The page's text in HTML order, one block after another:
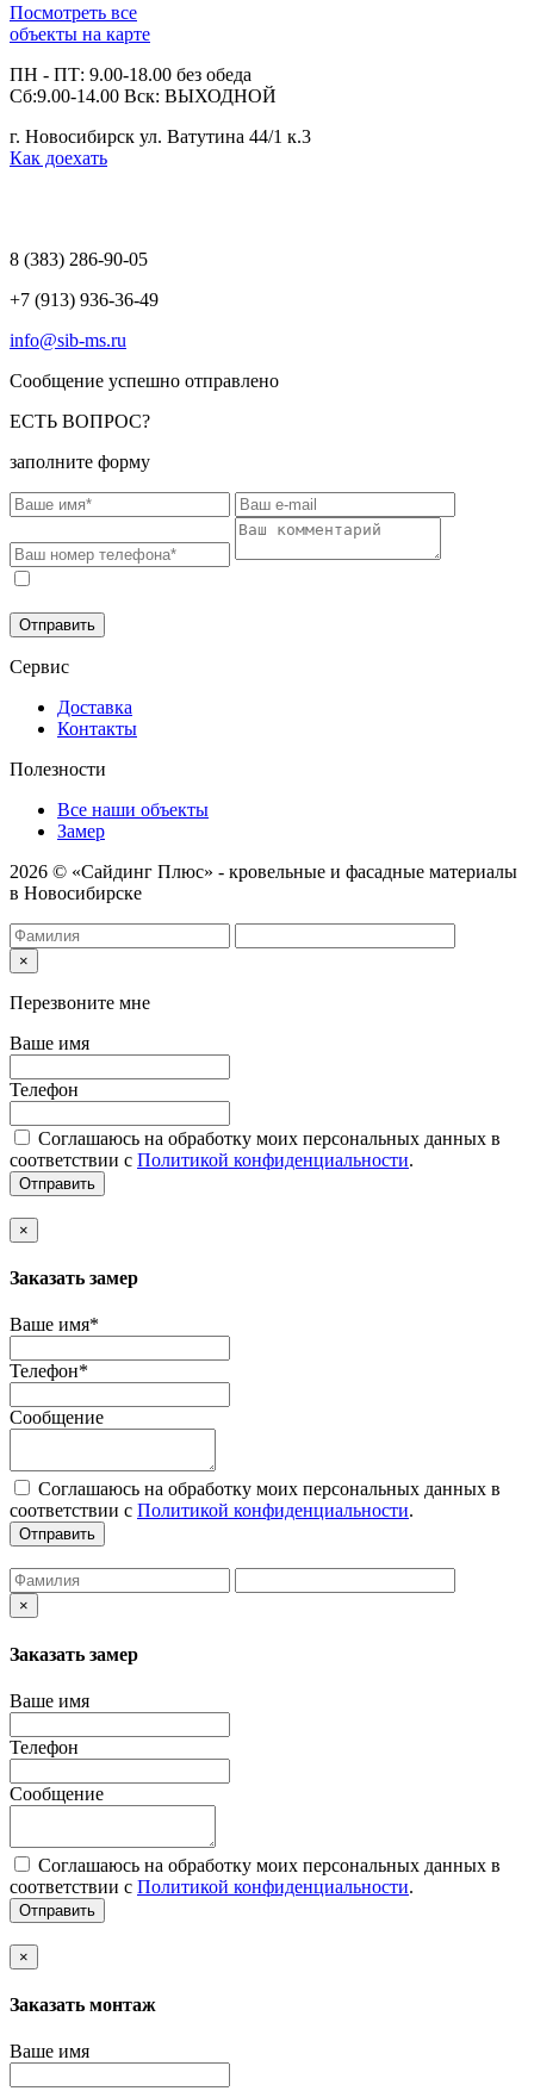
Посмотреть все
объекты на карте
ПН - ПТ: 9.00-18.00 без обеда
Сб:9.00-14.00 Вск: ВЫХОДНОЙ
г. Новосибирск ул. Ватутина 44/1 к.3
Как доехать
8 (383) 286-90-05
+7 (913) 936-36-49
info@sib-ms.ru
Сообщение успешно отправлено
ЕСТЬ ВОПРОС?
заполните форму
Отправить
Сервис
Доставка
Контакты
Полезности
Все наши объекты
Замер
2026 © «Сайдинг Плюс» - кровельные и фасадные материалы
в Новосибирске
×
Перезвоните мне
Ваше имя
Телефон
Соглашаюсь на обработку моих персональных данных в
соответствии с Политикой конфиденциальности.
Отправить
×
Заказать замер
Ваше имя*
Телефон*
Сообщение
Соглашаюсь на обработку моих персональных данных в
соответствии с Политикой конфиденциальности.
Отправить
×
Заказать замер
Ваше имя
Телефон
Сообщение
Соглашаюсь на обработку моих персональных данных в
соответствии с Политикой конфиденциальности.
Отправить
×
Заказать монтаж
Ваше имя